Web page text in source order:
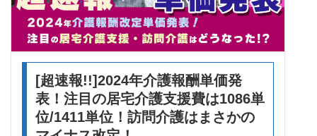
[超速報!!]2024年介護報酬単価発
表！注目の居宅介護支援費は1086単
位/1411単位！訪問介護はまさかの